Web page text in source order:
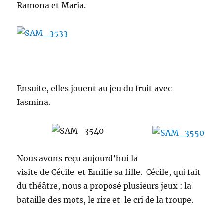
Ramona et Maria.
Ensuite, elles jouent au jeu du fruit avec
Iasmina.
Nous avons reçu aujourd’hui la
visite de Cécile et Emilie sa fille. Cécile, qui fait
du théâtre, nous a proposé plusieurs jeux : la
bataille des mots, le rire et le cri de la troupe.